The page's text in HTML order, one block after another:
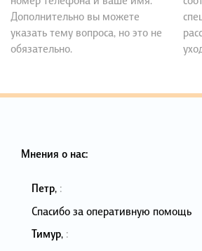
Дополнительно вы можете
указать тему вопроса, но это не
обязательно.
Мнения о нас:
Петр, :
Спасибо за оперативную помощь
Тимур, :